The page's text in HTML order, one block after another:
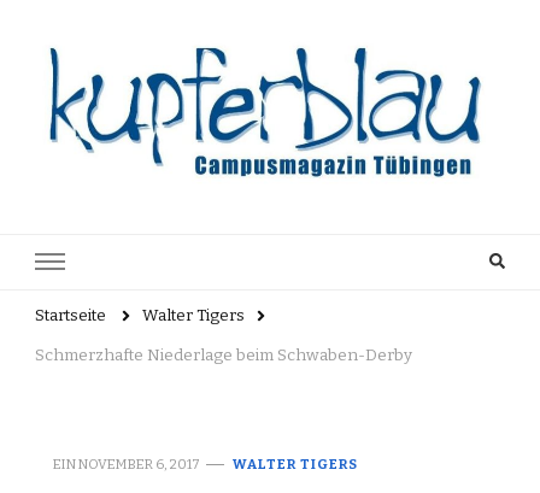
Archiv
Startseite Walter Tigers
Schmerzhafte Niederlage beim Schwaben-Derby
EINNOVEMBER 6, 2017 WALTER TIGERS